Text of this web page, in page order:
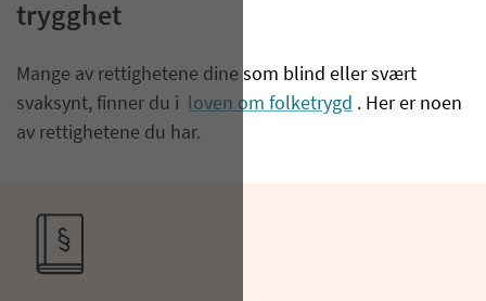
trygghet
Mange av rettighetene dine som blind eller svært
svaksynt, finner du i loven om folketrygd . Her er noen
av rettighetene du har.